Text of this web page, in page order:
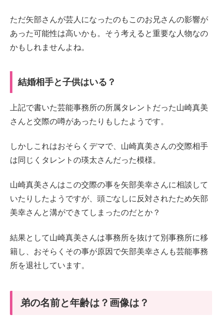
ただ矢部さんが芸人になったのもこのお兄さんの影響が
あった可能性は高いかも。そう考えると重要な人物なの
かもしれませんよね。
結婚相手と子供はいる？
上記で書いた芸能事務所の所属タレントだった山崎真美
さんと交際の噂があったりもしたようです。
しかしこれはおそらくデマで、山崎真美さんの交際相手
は同じくタレントの瑛太さんだった模様。
山崎真美さんはこの交際の事を矢部美幸さんに相談して
いたりしたようですが、頭ごなしに反対されたため矢部
美幸さんと溝ができてしまったのだとか？
結果として山崎真美さんは事務所を抜けて別事務所に移
籍し、おそらくその事が原因で矢部美幸さんも芸能事務
所を退社しています。
弟の名前と年齢は？画像は？